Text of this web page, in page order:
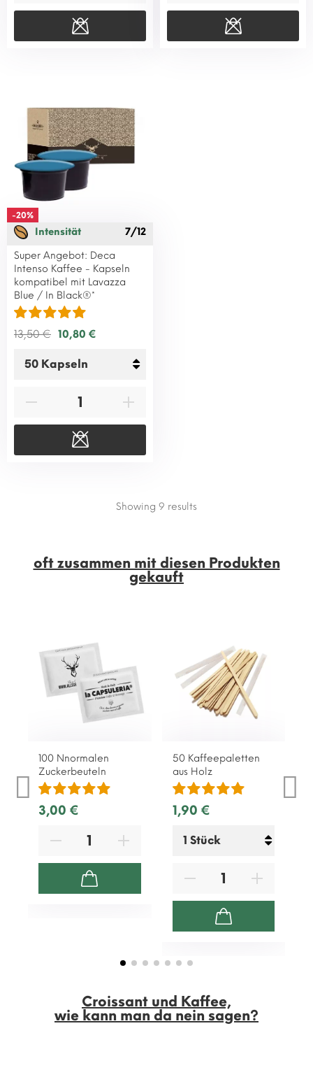
-20%
Intensität
7/12
Super Angebot: Deca
Intenso Kaffee - Kapseln
kompatibel mit Lavazza
Blue / In Black®*
13,50 € 10,80 €
Showing 9 results
oft zusammen mit diesen Produkten
gekauft
100 Nnormalen
Zuckerbeuteln
3,00 €
50 Kaffeepaletten
aus Holz
1,90 €
Croissant und Kaffee,
wie kann man da nein sagen?